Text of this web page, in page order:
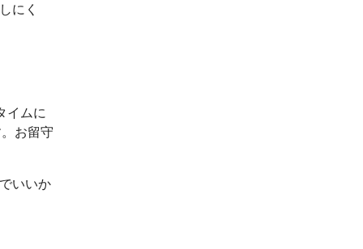
にく
イムに
お留守
いいか